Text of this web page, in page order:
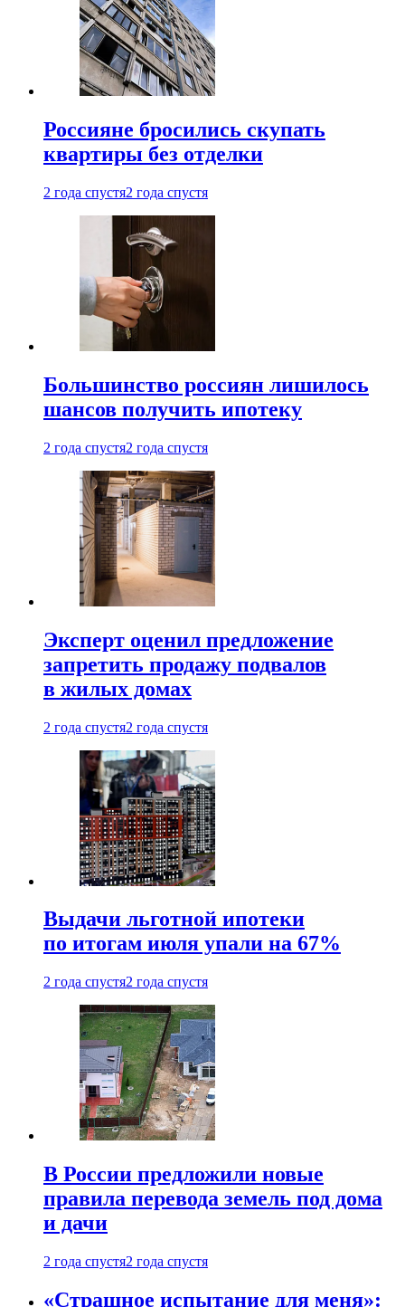
Россияне бросились скупать
квартиры без отделки
2 года спустя2 года спустя
Большинство россиян лишилось
шансов получить ипотеку
2 года спустя2 года спустя
Эксперт оценил предложение
запретить продажу подвалов
в жилых домах
2 года спустя2 года спустя
Выдачи льготной ипотеки
по итогам июля упали на 67%
2 года спустя2 года спустя
В России предложили новые
правила перевода земель под дома
и дачи
2 года спустя2 года спустя
«Страшное испытание для меня»: